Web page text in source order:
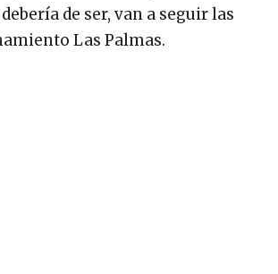
de ser, van a seguir las
Las Palmas.